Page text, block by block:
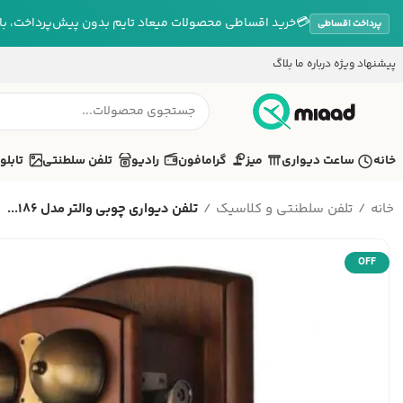
پرداخت اقساطی 💳خرید اقساطی محصولات میعاد تایم بدون پیش‌پرداخت،
پیشنهاد ویژه درباره ما بلاگ
خانه ساعت دیواری میز گرامافون رادیو تلفن سلطنتی تابلو
خانه تلفن سلطنتی و کلاسیک تلفن دیواری چوبی والتر مدل 186...
OFF